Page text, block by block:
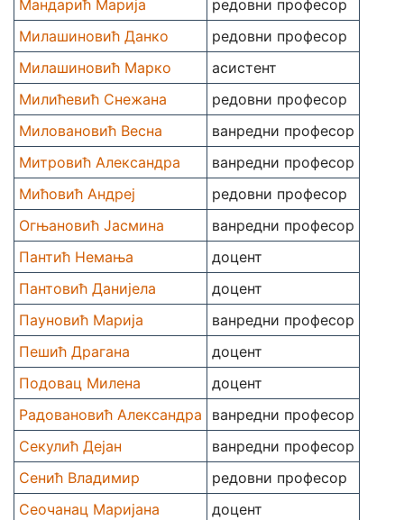
Мандарић Марија
редовни професор
Милашиновић Данко
редовни професор
Милашиновић Марко
асистент
Милићевић Снежана
редовни професор
Миловановић Весна
ванредни професор
Митровић Александра
ванредни професор
Мићовић Андреј
редовни професор
Огњановић Јасмина
ванредни професор
Пантић Немања
доцент
Пантовић Данијела
доцент
Пауновић Марија
ванредни професор
Пешић Драгана
доцент
Подовац Милена
доцент
Радовановић Александра
ванредни професор
Секулић Дејан
ванредни професор
Сенић Владимир
редовни професор
Сеочанац Маријана
доцент